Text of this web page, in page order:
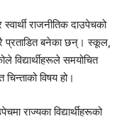
राजनीतिक दाउपेचको
प्रताडित बनेका छन्‌। स्कूल,
समयोचित
विषय हो।
राज्यका विद्यार्थीहरूको